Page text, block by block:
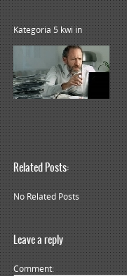
Kategoria 5 kwiin
Related Posts:
No Related Posts
Leave a reply
Comment